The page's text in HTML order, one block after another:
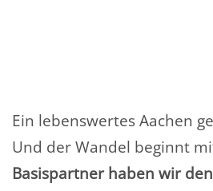
Ein lebenswertes Aachen
Und der Wandel beginnt
Basispartner haben wir